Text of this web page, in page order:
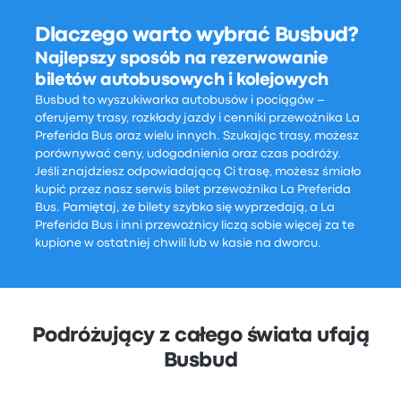
Dlaczego warto wybrać Busbud?
Najlepszy sposób na rezerwowanie
biletów autobusowych i kolejowych
Busbud to wyszukiwarka autobusów i pociągów –
oferujemy trasy, rozkłady jazdy i cenniki przewoźnika La
Preferida Bus oraz wielu innych. Szukając trasy, możesz
porównywać ceny, udogodnienia oraz czas podróży.
Jeśli znajdziesz odpowiadającą Ci trasę, możesz śmiało
kupić przez nasz serwis bilet przewoźnika La Preferida
Bus. Pamiętaj, że bilety szybko się wyprzedają, a La
Preferida Bus i inni przewoźnicy liczą sobie więcej za te
kupione w ostatniej chwili lub w kasie na dworcu.
Podróżujący z całego świata ufają
Busbud